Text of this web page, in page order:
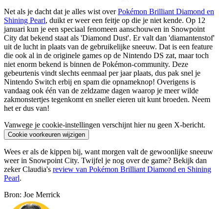
Net als je dacht dat je alles wist overPokémon Brilliant Diamond en
Shining Pearl, duikt er weer een feitje op die je niet kende. Op 12
januari kun je een speciaal fenomeen aanschouwen in Snowpoint
City dat bekend staat als 'Diamond Dust'. Er valt dan 'diamantenstof'
uit de lucht in plaats van de gebruikelijke sneeuw. Dat is een feature
die ook al in de originele games op de Nintendo DS zat, maar toch
niet enorm bekend is binnen de Pokémon-community. Deze
gebeurtenis vindt slechts eenmaal per jaar plaats, dus pak snel je
Nintendo Switch erbij en spam die opnameknop! Overigens is
vandaag ook één van de zeldzame dagen waarop je meer wilde
zakmonstertjes tegenkomt en sneller eieren uit kunt broeden. Neem
het er dus van!
Vanwege je cookie-instellingen verschijnt hier nu geen X-bericht.
Cookie voorkeuren wijzigen
Wees er als de kippen bij, want morgen valt de gewoonlijke sneeuw
weer in Snowpoint City. Twijfel je nog over de game? Bekijk dan
zeker Claudia's review van Pokémon Brilliant Diamond en Shining
Pearl.
Bron: Joe Merrick